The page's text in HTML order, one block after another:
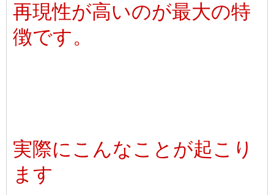
再現性が高いのが最大の特
徴です。
実際にこんなことが起こり
ます